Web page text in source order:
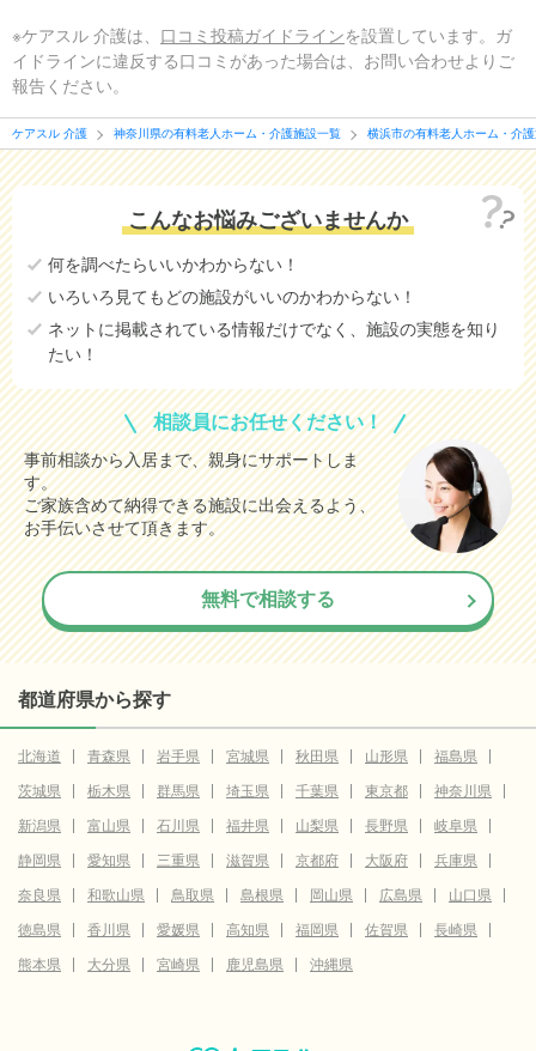
※ケアスル 介護は、 口コミ投稿ガイドラインを設置しています。ガ
イドラインに違反する口コミがあった場合は、お問い合わせよりご
報告ください。
ケアスル 介護 神奈川県の有料老人ホーム・介護施設一覧 横浜市の有料老人ホーム・介
こんなお悩みございませんか
何を調べたらいいかわからない！
いろいろ見てもどの施設がいいのかわからない！
ネットに掲載されている情報だけでなく、施設の実態を知り
たい！
相談員にお任せください！
事前相談から入居まで、親身にサポートしま
す。
ご家族含めて納得できる施設に出会えるよう、
お手伝いさせて頂きます。
無料で相談する
都道府県から探す
北海道 青森県 岩手県 宮城県 秋田県 山形県
福島県
茨城県
栃木県 群馬県 埼玉県 千葉県 東京都
神奈川県
新潟県
富山県 石川県 福井県 山梨県 長野県
岐阜県
静岡県
愛知県 三重県 滋賀県 京都府 大阪府
兵庫県
奈良県
和歌山県 鳥取県 島根県 岡山県 広島県
山口県
徳島県
香川県 愛媛県 高知県 福岡県 佐賀県
長崎県
熊本県
大分県 宮崎県 鹿児島県 沖縄県